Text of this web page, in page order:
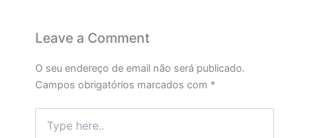
Leave a Comment
O seu endereço de email não será publicado.
Campos obrigatórios marcados com *
here..